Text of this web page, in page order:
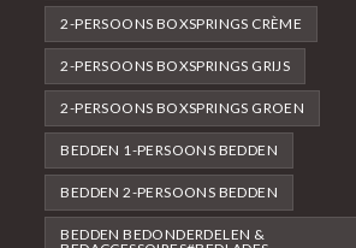
2-PERSOONS BOXSPRINGS CRÈME
2-PERSOONS BOXSPRINGS GRIJS
2-PERSOONS BOXSPRINGS GROEN
BEDDEN 1-PERSOONS BEDDEN
BEDDEN 2-PERSOONS BEDDEN
BEDDEN BEDONDERDELEN &